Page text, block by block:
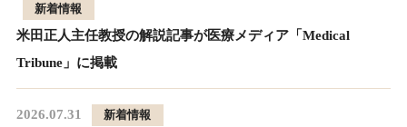
新着情報
米田正人主任教授の解説記事が医療メディア「Medical
Tribune」に掲載
2026.07.31
新着情報